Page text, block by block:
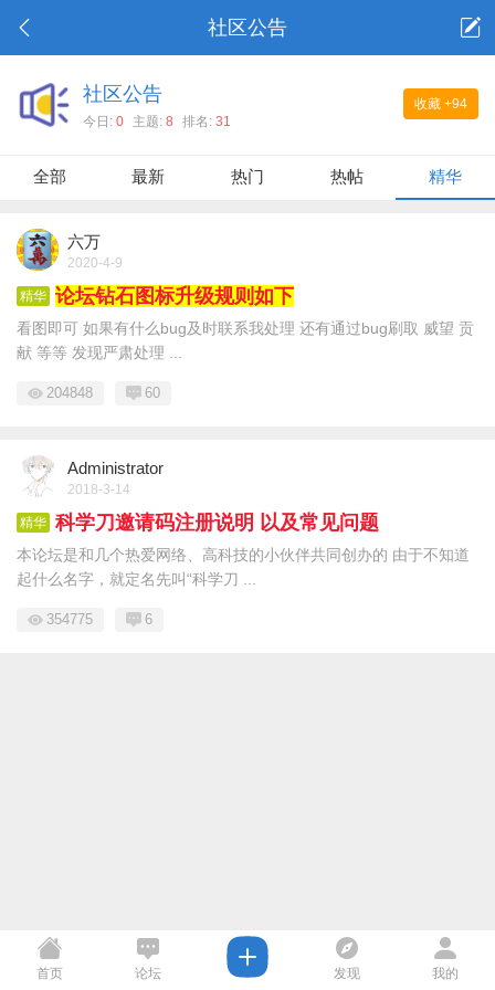
社区公告
收藏 +94
社区公告
今日: 0 主题: 8 排名: 31
全部 最新 热门 热帖 精华
六万
2020-4-9
精华 论坛钻石图标升级规则如下
看图即可 如果有什么bug及时联系我处理 还有通过bug刷取 威望 贡
献 等等 发现严肃处理 ...
204848 60
Administrator
2018-3-14
精华 科学刀邀请码注册说明 以及常见问题
本论坛是和几个热爱网络、高科技的小伙伴共同创办的 由于不知道
起什么名字，就定名先叫“科学刀 ...
354775 6
首页 论坛 发现 我的